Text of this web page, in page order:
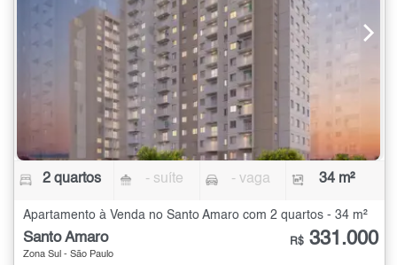
2 quartos - suíte - vaga 34 m²
Apartamento à Venda no Santo Amaro com 2 quartos - 34 m²
Santo Amaro
Zona Sul - São Paulo
R$ 331.000